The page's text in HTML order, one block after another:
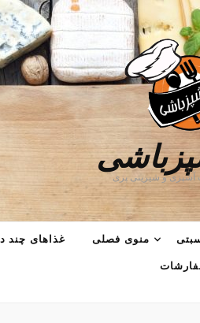
آشپزی و شیرینی پزی
منوی فصلی غذاهای چند